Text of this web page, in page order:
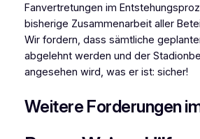
Fanvertretungen im
bisherige Zusammenarbeit aller
Wir fordern, dass sämtliche
abgelehnt werden und der
angesehen wird, was er ist: sicher!
Weitere Forderungen